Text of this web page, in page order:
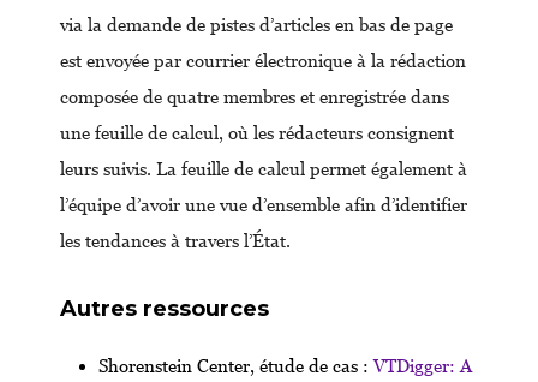
via la demande de pistes d’articles en bas de page
est envoyée par courrier électronique à la rédaction
composée de quatre membres et enregistrée dans
une feuille de calcul, où les rédacteurs consignent
leurs suivis. La feuille de calcul permet également à
l’équipe d’avoir une vue d’ensemble afin d’identifier
les tendances à travers l’État.
Autres ressources
Shorenstein Center, étude de cas : VTDigger: A